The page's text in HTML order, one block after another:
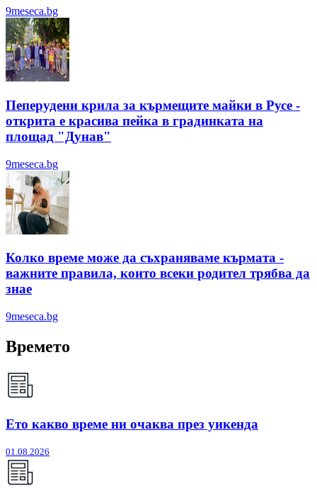
9meseca.bg
Пеперудени крила за кърмещите майки в Русе -
открита е красива пейка в градинката на
площад "Дунав"
9meseca.bg
Колко време може да съхраняваме кърмата -
важните правила, които всеки родител трябва да
знае
9meseca.bg
Времето
Ето какво време ни очаква през уикенда
01.08.2026